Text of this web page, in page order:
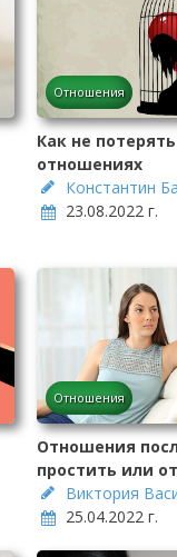
Отношения
Как не
отношениях
Константин
23.08.2022 г.
Отношения
Отношения
простить или
Виктория
25.04.2022 г.